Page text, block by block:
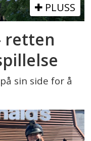
PLUSS
retten
sin side for å